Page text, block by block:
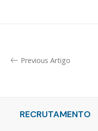
Previous Artigo
RECRUTAMENTO